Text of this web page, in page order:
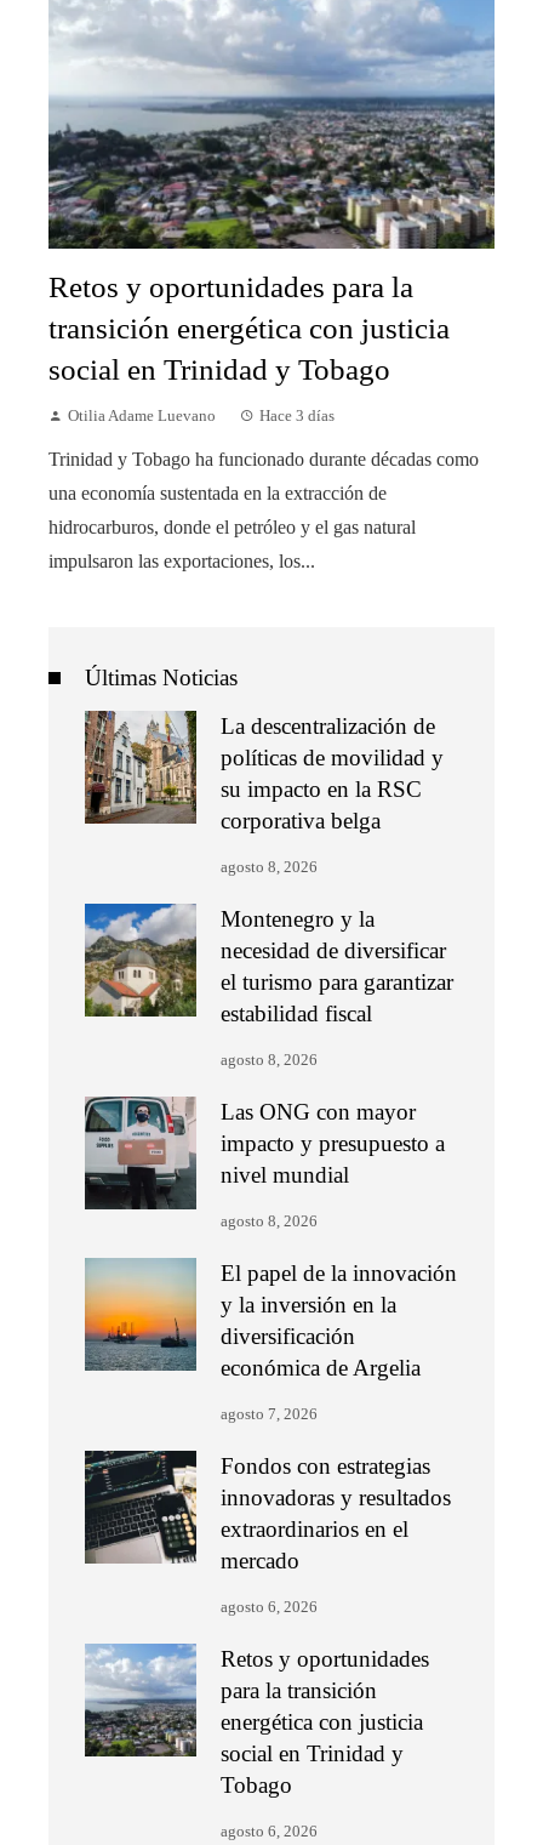
Retos y oportunidades para la
transición energética con justicia
social en Trinidad y Tobago
Otilia Adame Luevano Hace 3 días
Trinidad y Tobago ha funcionado durante décadas como
una economía sustentada en la extracción de
hidrocarburos, donde el petróleo y el gas natural
impulsaron las exportaciones, los...
Últimas Noticias
La descentralización de
políticas de movilidad y
su impacto en la RSC
corporativa belga
agosto 8, 2026
Montenegro y la
necesidad de diversificar
el turismo para garantizar
estabilidad fiscal
agosto 8, 2026
Las ONG con mayor
impacto y presupuesto a
nivel mundial
agosto 8, 2026
El papel de la innovación
y la inversión en la
diversificación
económica de Argelia
agosto 7, 2026
Fondos con estrategias
innovadoras y resultados
extraordinarios en el
mercado
agosto 6, 2026
Retos y oportunidades
para la transición
energética con justicia
social en Trinidad y
Tobago
agosto 6, 2026